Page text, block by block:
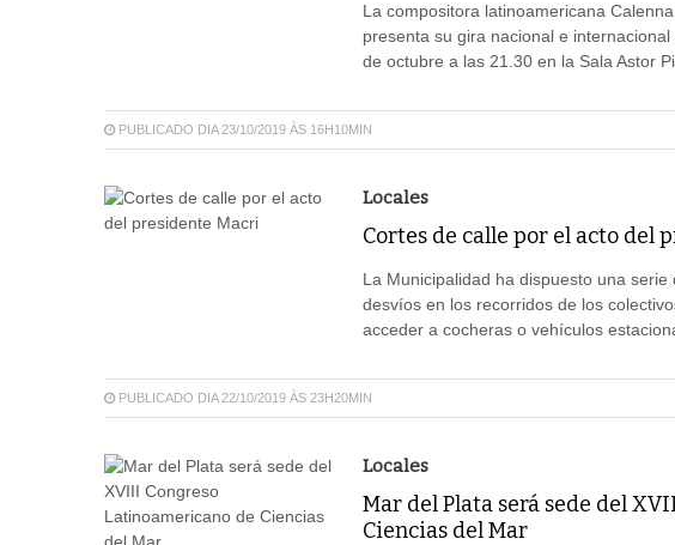
La compositora latinoamericana
presenta su gira nacional e
de octubre a las 21.30 en la Sala Astor
PUBLICADO DIA 23/10/2019 ÀS 16H10MIN
Locales
Cortes de calle por el acto del
La Municipalidad ha dispuesto una
desvíos en los recorridos de los
acceder a cocheras o vehículos
PUBLICADO DIA 22/10/2019 ÀS 23H20MIN
Locales
Mar del Plata será sede del
Ciencias del Mar